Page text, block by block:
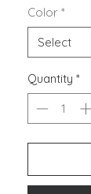
Color *
Quantity *